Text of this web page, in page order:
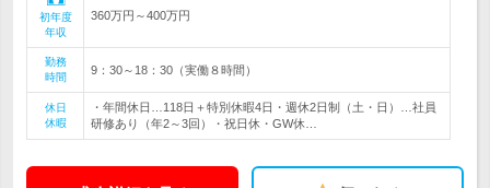
初年度
年収
360万円～400万円
勤務
時間
9：30～18：30（実働８時間）
休日
休暇
・年間休日…118日＋特別休暇4日・週休2日制（土・日）…社員
研修あり（年2～3回）・祝日休・GW休…